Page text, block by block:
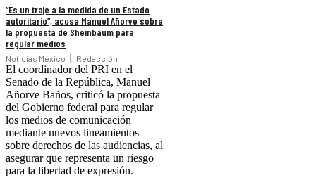
“Es un traje a la medida de un Estado
autoritario”, acusa Manuel Añorve sobre
la propuesta de Sheinbaum para
regular medios
Noticias México Redacción
El coordinador del PRI en el
Senado de la República, Manuel
Añorve Baños, criticó la propuesta
del Gobierno federal para regular
los medios de comunicación
mediante nuevos lineamientos
sobre derechos de las audiencias, al
asegurar que representa un riesgo
para la libertad de expresión.